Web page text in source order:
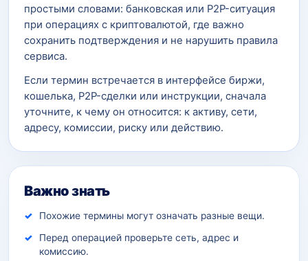
простыми словами: банковская или P2P-ситуация
при операциях с криптовалютой, где важно
сохранить подтверждения и не нарушить правила
сервиса.
Если термин встречается в интерфейсе биржи,
кошелька, P2P-сделки или инструкции, сначала
уточните, к чему он относится: к активу, сети,
адресу, комиссии, риску или действию.
Важно знать
Похожие термины могут означать разные вещи.
Перед операцией проверьте сеть, адрес и
комиссию.